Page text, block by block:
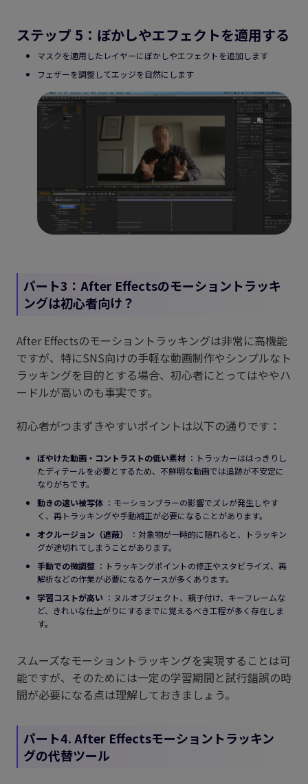
ステップ 5：ぼかしやエフェクトを適用する
マスクを適用したレイヤーにぼかしやエフェクトを追加します
フェザーを調整してエッジを自然にします
パート3：After Effectsのモーショントラッキ
ングは初心者向け？
After Effectsのモーショントラッキングは非常に高機能
ですが、特にSNS向けの手軽な動画制作やシンプルなト
ラッキングを目的とする場合、初心者にとってはややハ
ードルが高いのも事実です。
初心者がつまずきやすいポイントは以下の通りです：
ぼやけた動画・コントラストの低い素材 ：トラッカーははっきりし
たディテールを必要とするため、不鮮明な動画では追跡が不安定に
なりがちです。
動きの速い被写体 ：モーションブラーの影響でズレが発生しやす
く、再トラッキングや手動補正が必要になることがあります。
オクルージョン（遮蔽）
：対象物が一時的に隠れると、トラッキン
グが途切れてしまうことがあります。
手動での微調整 ：トラッキングポイントの修正やスタビライズ、再
解析などの作業が必要になるケースが多くあります。
学習コストが高い ：ヌルオブジェクト、親子付け、キーフレームな
ど、きれいな仕上がりにするまでに覚えるべき工程が多く存在しま
す。
スムーズなモーショントラッキングを実現することは可
能ですが、そのためには一定の学習期間と試行錯誤の時
間が必要になる点は理解しておきましょう。
パート4. After Effectsモーショントラッキン
グの代替ツール